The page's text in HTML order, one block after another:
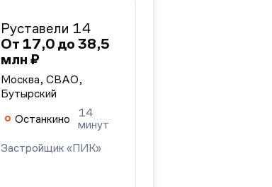
Руставели 14
От 17,0 до 38,5
млн ₽
Москва, СВАО,
Бутырский
Останкино
14
минут
Застройщик «ПИК»